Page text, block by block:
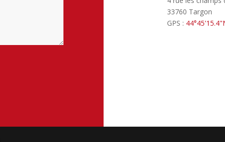
33760 Targon
GPS :